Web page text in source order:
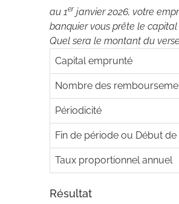
au 1erjanvier 2026, votre
banquier vous prête le capital
Quel sera le montant du
Capital emprunté
Nombre des
Périodicité
Fin de période ou Début
Taux proportionnel annuel
Résultat